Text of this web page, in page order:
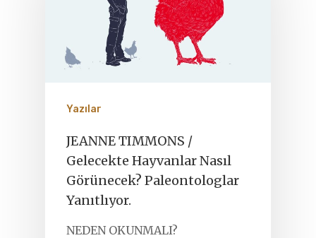
Yazılar
JEANNE TIMMONS /
Gelecekte Hayvanlar Nasıl
Görünecek? Paleontologlar
Yanıtlıyor.
NEDEN OKUNMALI?